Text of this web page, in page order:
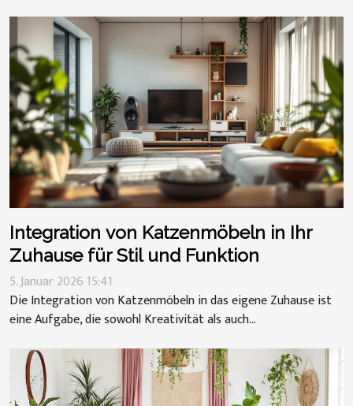
Integration von Katzenmöbeln in Ihr
Zuhause für Stil und Funktion
5. Januar 2026 15:41
Die Integration von Katzenmöbeln in das eigene Zuhause ist
eine Aufgabe, die sowohl Kreativität als auch...